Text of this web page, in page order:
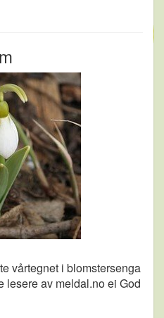
vårtegnet i blomstersenga
lesere av meldal.no ei God